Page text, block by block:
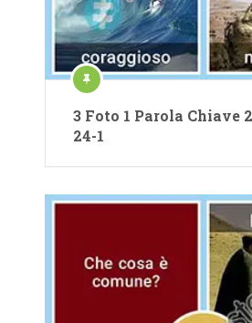
3 Foto 1 Parola Chiave
24-1